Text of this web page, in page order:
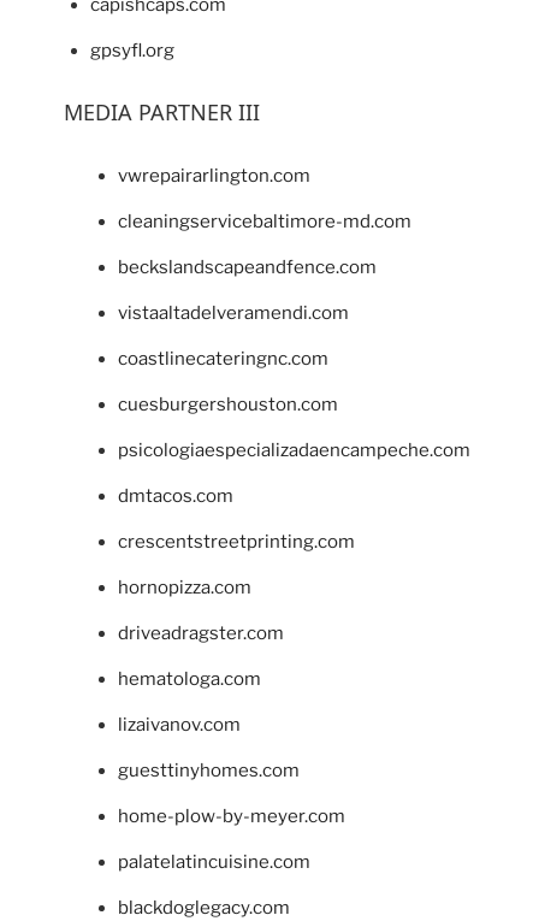
capishcaps.com
gpsyfl.org
MEDIA PARTNER III
vwrepairarlington.com
cleaningservicebaltimore-md.com
beckslandscapeandfence.com
vistaaltadelveramendi.com
coastlinecateringnc.com
cuesburgershouston.com
psicologiaespecializadaencampeche.com
dmtacos.com
crescentstreetprinting.com
hornopizza.com
driveadragster.com
hematologa.com
lizaivanov.com
guesttinyhomes.com
home-plow-by-meyer.com
palatelatincuisine.com
blackdoglegacy.com